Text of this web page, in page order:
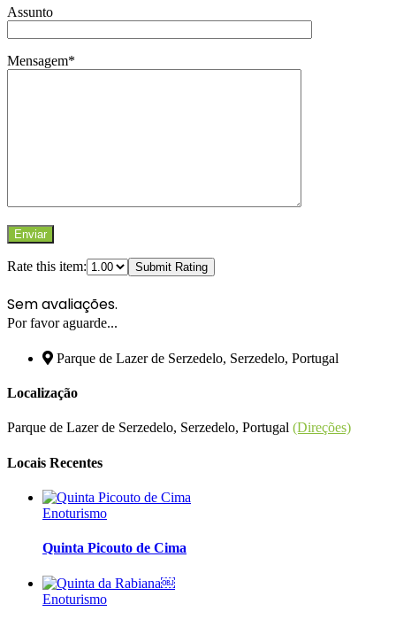
Assunto
Mensagem*
Rate this item: Submit Rating
Sem avaliações.
Por favor aguarde...
Parque de Lazer de Serzedelo, Serzedelo, Portugal
Localização
Parque de Lazer de Serzedelo, Serzedelo, Portugal (Direções)
Locais Recentes
Enoturismo
Quinta Picouto de Cima
Enoturismo